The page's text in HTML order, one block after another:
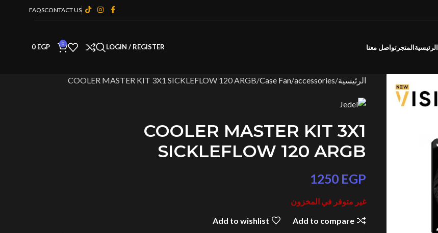
CONTACT US
FAQS
الرئيسيةالمتجر تواصل معنا LOGIN / REGISTER
0
0 EGP
الرئيسية accessories
Case Fan
COOLER MASTER KIT 3X1 SICKLEFLOW 120 ARGB
COOLER MASTER KIT 3X1
SICKLEFLOW 120 ARGB
1250 EGP
غير متوفر في المخزون
Add to compare
Add to wishlist